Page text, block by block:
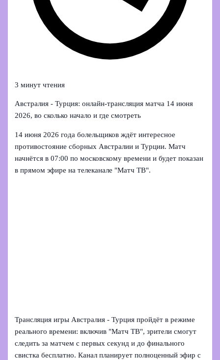
3 минут чтения
Австралия - Турция: онлайн‑трансляция матча 14 июня
2026, во сколько начало и где смотреть
14 июня 2026 года болельщиков ждёт интересное
противостояние сборных Австралии и Турции. Матч
начнётся в 07:00 по московскому времени и будет показан
в прямом эфире на телеканале "Матч ТВ".
Трансляция игры Австралия - Турция пройдёт в режиме
реального времени: включив "Матч ТВ", зрители смогут
следить за матчем с первых секунд и до финального
свистка бесплатно. Канал планирует полноценный эфир с